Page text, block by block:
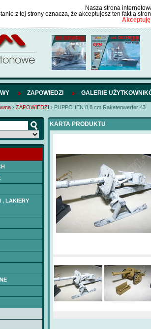
Nasza strona
z tej strony oznacza, że akceptujesz ten fakt a
ZAPOWIEDZI GALERIE
› ZAPOWIEDZI › PUPPCHEN 8,8 cm Raketenwerfer 43
, LAKIERY
KARTA PRODUKTU